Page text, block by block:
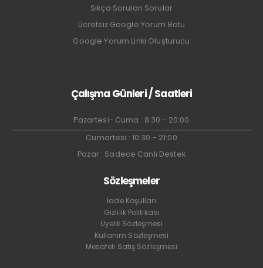
Sıkça Sorulan Sorular
Ücretsiz Google Yorum Botu
Google Yorum Linki Oluşturucu
Çalışma Günleri / Saatleri
Pazartesi- Cuma : 8:30 - 20:00
Cumartesi : 10:30 - 21:00
Pazar : Sadece Canlı Destek
Sözleşmeler
İade Koşulları
Gizlilik Politikası
Üyelik Sözleşmesi
Kullanım Sözleşmesi
Mesafeli Satış Sözleşmesi